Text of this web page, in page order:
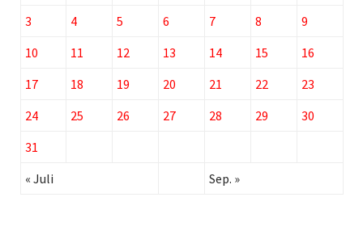
3
4 5 6 7 8
9
10
11 12 13 14 15
16
17
18 19 20 21 22
23
24
25 26 27 28 29
30
31
« Juli
Sep. »